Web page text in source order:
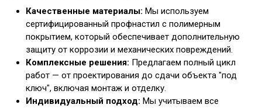
Качественные материалы: Мы используем
сертифицированный профнастил с полимерным
покрытием, который обеспечивает дополнительную
защиту от коррозии и механических повреждений.
Комплексные решения: Предлагаем полный цикл
работ — от проектирования до сдачи объекта "под
ключ", включая монтаж и отделку.
Индивидуальный подход: Мы учитываем все